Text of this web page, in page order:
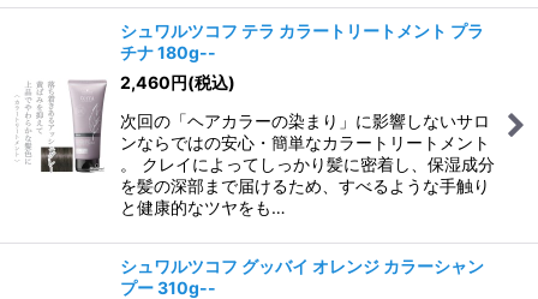
シュワルツコフ テラ カラートリートメント プラ
チナ 180g--
2,460円(税込)
次回の「ヘアカラーの染まり」に影響しないサロ
ンならではの安心・簡単なカラートリートメント
。 クレイによってしっかり髪に密着し、保湿成分
を髪の深部まで届けるため、すべるような手触り
と健康的なツヤをも…
シュワルツコフ グッバイ オレンジ カラーシャン
プー 310g--